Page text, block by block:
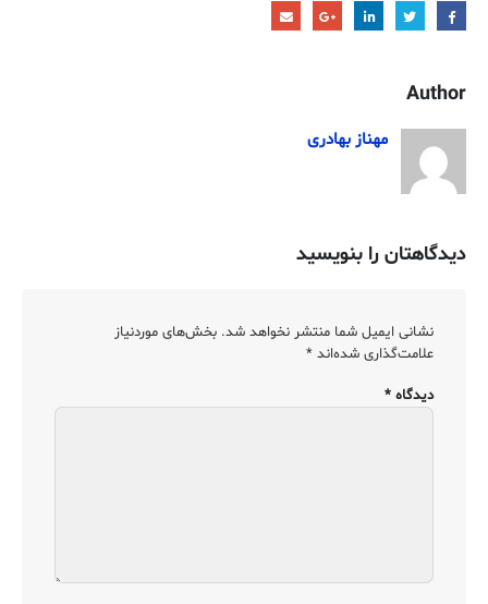
Author
مهناز بهادری
دیدگاهتان را بنویسید
نشانی ایمیل شما منتشر نخواهد شد. بخش‌های موردنیاز
علامت‌گذاری شده‌اند *
دیدگاه *